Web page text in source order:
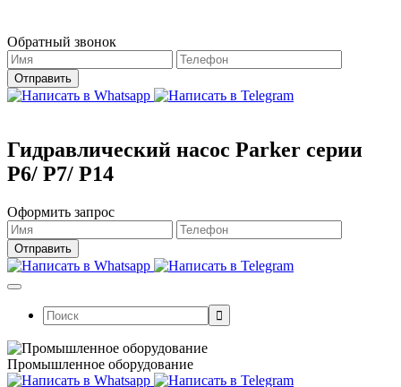
Обратный звонок
Гидравлический насос Parker серии
P6/ P7/ P14
Оформить запрос
Поиск:
Промышленное оборудование